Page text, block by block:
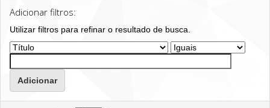
Adicionar filtros:
Utilizar filtros para refinar o resultado de busca.